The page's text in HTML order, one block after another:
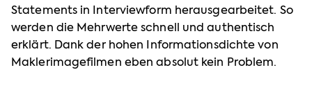
Statements in Interviewform herausgearbeitet. So
werden die Mehrwerte schnell und authentisch
erklärt. Dank der hohen Informationsdichte von
Maklerimagefilmen eben absolut kein Problem.